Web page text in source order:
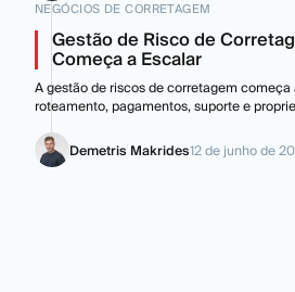
NEGÓCIOS DE CORRETAGEM
Gestão de Risco de
Começa a Escalar
A gestão de riscos de corretagem
roteamento, pagamentos, suporte e
Demetris Makrides12 de junho de